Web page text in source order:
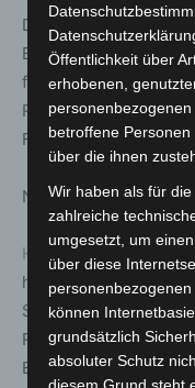
Die Polizei hat die
Brandes und zur
führten, vor Ort
Rettungsdienst der
Fahrzeugen und 35
Nachtragsmeldung
Hannover (ots). Nach
hannoverschen
Samstagabend,
Räumlichkeiten
Ermittlungsstand
Öffentlichkeit über
erhobenen,
betroffene
über die ihnen
Wir haben als für
zahlreiche
umgesetzt, um
über diese
können
grundsätzlich
absoluter Schutz
diesem Grund steht